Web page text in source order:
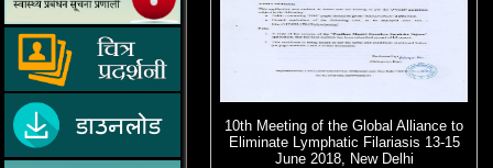
10th Meeting of the Global Alliance to
Eliminate Lymphatic Filariasis 13-15
June 2018, New Delhi